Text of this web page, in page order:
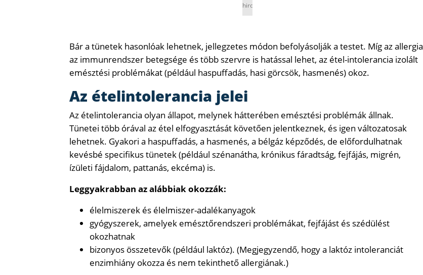
hirdetés
Bár a tünetek hasonlóak lehetnek, jellegzetes módon befolyásolják a testet. Míg az allergia
az immunrendszer betegsége és több szervre is hatással lehet, az étel-intolerancia izolált
emésztési problémákat (például haspuffadás, hasi görcsök, hasmenés) okoz.
Az ételintolerancia jelei
Az ételintolerancia olyan állapot, melynek hátterében emésztési problémák állnak.
Tünetei több órával az étel elfogyasztását követően jelentkeznek, és igen változatosak
lehetnek. Gyakori a haspuffadás, a hasmenés, a bélgáz képződés, de előfordulhatnak
kevésbé specifikus tünetek (például szénanátha, krónikus fáradtság, fejfájás, migrén,
ízületi fájdalom, pattanás, ekcéma) is.
Leggyakrabban az alábbiak okozzák:
élelmiszerek és élelmiszer-adalékanyagok
gyógyszerek, amelyek emésztőrendszeri problémákat, fejfájást és szédülést
okozhatnak
bizonyos összetevők (például laktóz). (Megjegyzendő, hogy a laktóz intoleranciát
enzimhiány okozza és nem tekinthető allergiának.)